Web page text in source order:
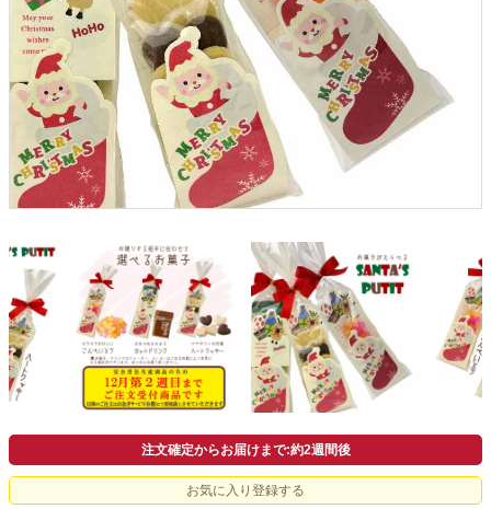
ドメイン指定受信について
無料サンプル・資料請求
お問合せ
注文確定からお届けまで:約2週間後
お気に入り登録する